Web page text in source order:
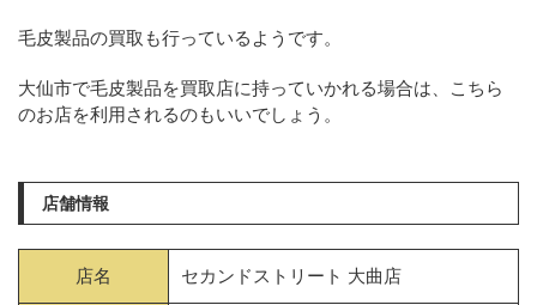
毛皮製品の買取も行っているようです。
大仙市で毛皮製品を買取店に持っていかれる場合は、こちら
のお店を利用されるのもいいでしょう。
店舗情報
店名 セカンドストリート 大曲店